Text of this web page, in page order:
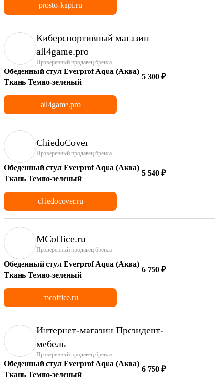
prosto-kupi.ru
Киберспортивный магазин
аll4game.pro
Проверенный продавец бренда
Обеденный стул Everprof Aqua (Аква)
Ткань Темно-зеленый
5 300 ₽
all4game.pro
ChiedoCover
Проверенный продавец бренда
Обеденный стул Everprof Aqua (Аква)
Ткань Темно-зеленый
5 540 ₽
chiedocover.ru
MCoffice.ru
Проверенный продавец бренда
Обеденный стул Everprof Aqua (Аква)
Ткань Темно-зеленый
6 750 ₽
mcoffice.ru
Интернет-магазин Президент-
мебель
Проверенный продавец бренда
Обеденный стул Everprof Aqua (Аква)
Ткань Темно-зеленый
6 750 ₽